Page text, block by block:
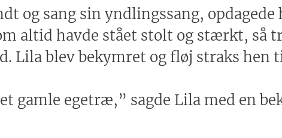
og sang sin yndlingssang,
altid havde stået stolt og stærkt, så
Lila blev bekymret og fløj straks hen
gamle egetræ,” sagde Lila med en